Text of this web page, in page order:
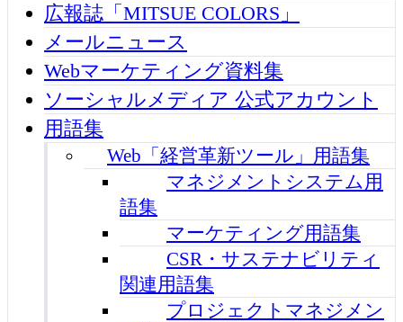
広報誌「MITSUE COLORS」
メールニュース
Webマーケティング資料集
ソーシャルメディア 公式アカウント
用語集
Web「経営革新ツール」用語集
マネジメントシステム用
語集
マーケティング用語集
CSR・サステナビリティ
関連用語集
プロジェクトマネジメン